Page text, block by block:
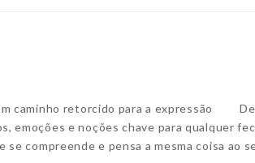
caminho retorcido para a expressão De
emoções e noções chave para qualquer
compreende e pensa a mesma coisa ao